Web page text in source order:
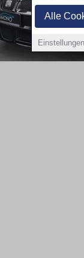
Alle
Einstellungen